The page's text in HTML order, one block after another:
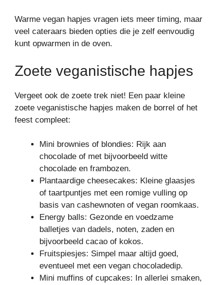
Warme vegan hapjes vragen iets meer timing, maar
veel cateraars bieden opties die je zelf eenvoudig
kunt opwarmen in de oven.
Zoete veganistische hapjes
Vergeet ook de zoete trek niet! Een paar kleine
zoete veganistische hapjes maken de borrel of het
feest compleet:
Mini brownies of blondies: Rijk aan
chocolade of met bijvoorbeeld witte
chocolade en frambozen.
Plantaardige cheesecakes: Kleine glaasjes
of taartpuntjes met een romige vulling op
basis van cashewnoten of vegan roomkaas.
Energy balls: Gezonde en voedzame
balletjes van dadels, noten, zaden en
bijvoorbeeld cacao of kokos.
Fruitspiesjes: Simpel maar altijd goed,
eventueel met een vegan chocoladedip.
Mini muffins of cupcakes: In allerlei smaken,